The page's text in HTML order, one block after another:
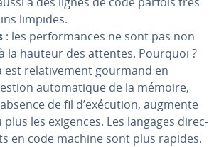
limpides.
: les per­for­mances ne sont pas non
la hauteur des attentes. Pourquoi ?
est re­la­ti­ve­ment gourmand en
au­to­ma­tique de la mémoire,
de fil d’exécution, augmente
les exigences. Les langages di­rec­
en code machine sont plus rapides.